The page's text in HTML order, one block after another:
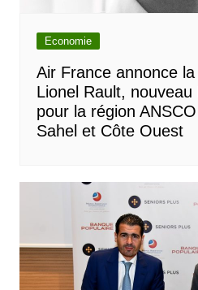
Economie
Air France annonce
Lionel Rault,
pour la région
Sahel et Côte Ouest